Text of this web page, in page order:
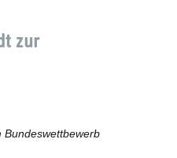
zur
Bundeswettbewerb